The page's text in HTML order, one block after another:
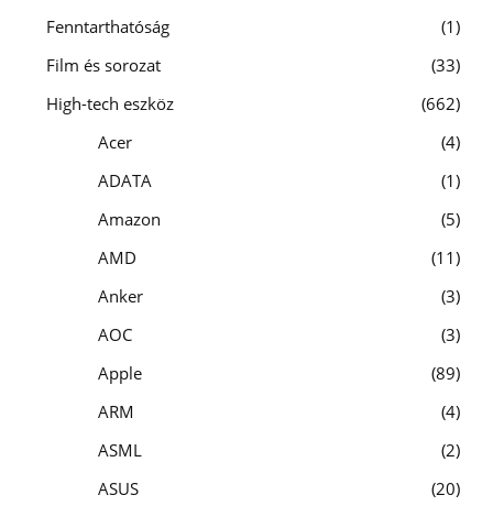
Fenntarthatóság
1
Film és sorozat
33
High-tech eszköz
662
Acer
4
ADATA
1
Amazon
5
AMD
11
Anker
3
AOC
3
Apple
89
ARM
4
ASML
2
ASUS
20